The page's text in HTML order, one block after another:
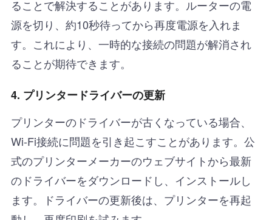
ることで解決することがあります。ルーターの電
源を切り、約10秒待ってから再度電源を入れま
す。これにより、一時的な接続の問題が解消され
ることが期待できます。
4. プリンタードライバーの更新
プリンターのドライバーが古くなっている場合、
Wi-Fi接続に問題を引き起こすことがあります。公
式のプリンターメーカーのウェブサイトから最新
のドライバーをダウンロードし、インストールし
ます。ドライバーの更新後は、プリンターを再起